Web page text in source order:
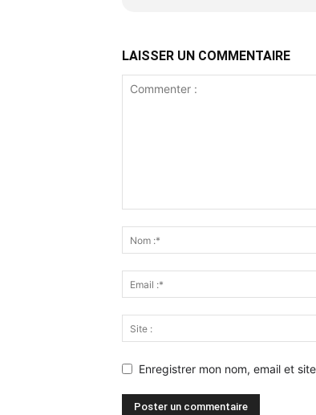
LAISSER UN COMMENTAIRE
Enregistrer mon nom, email et